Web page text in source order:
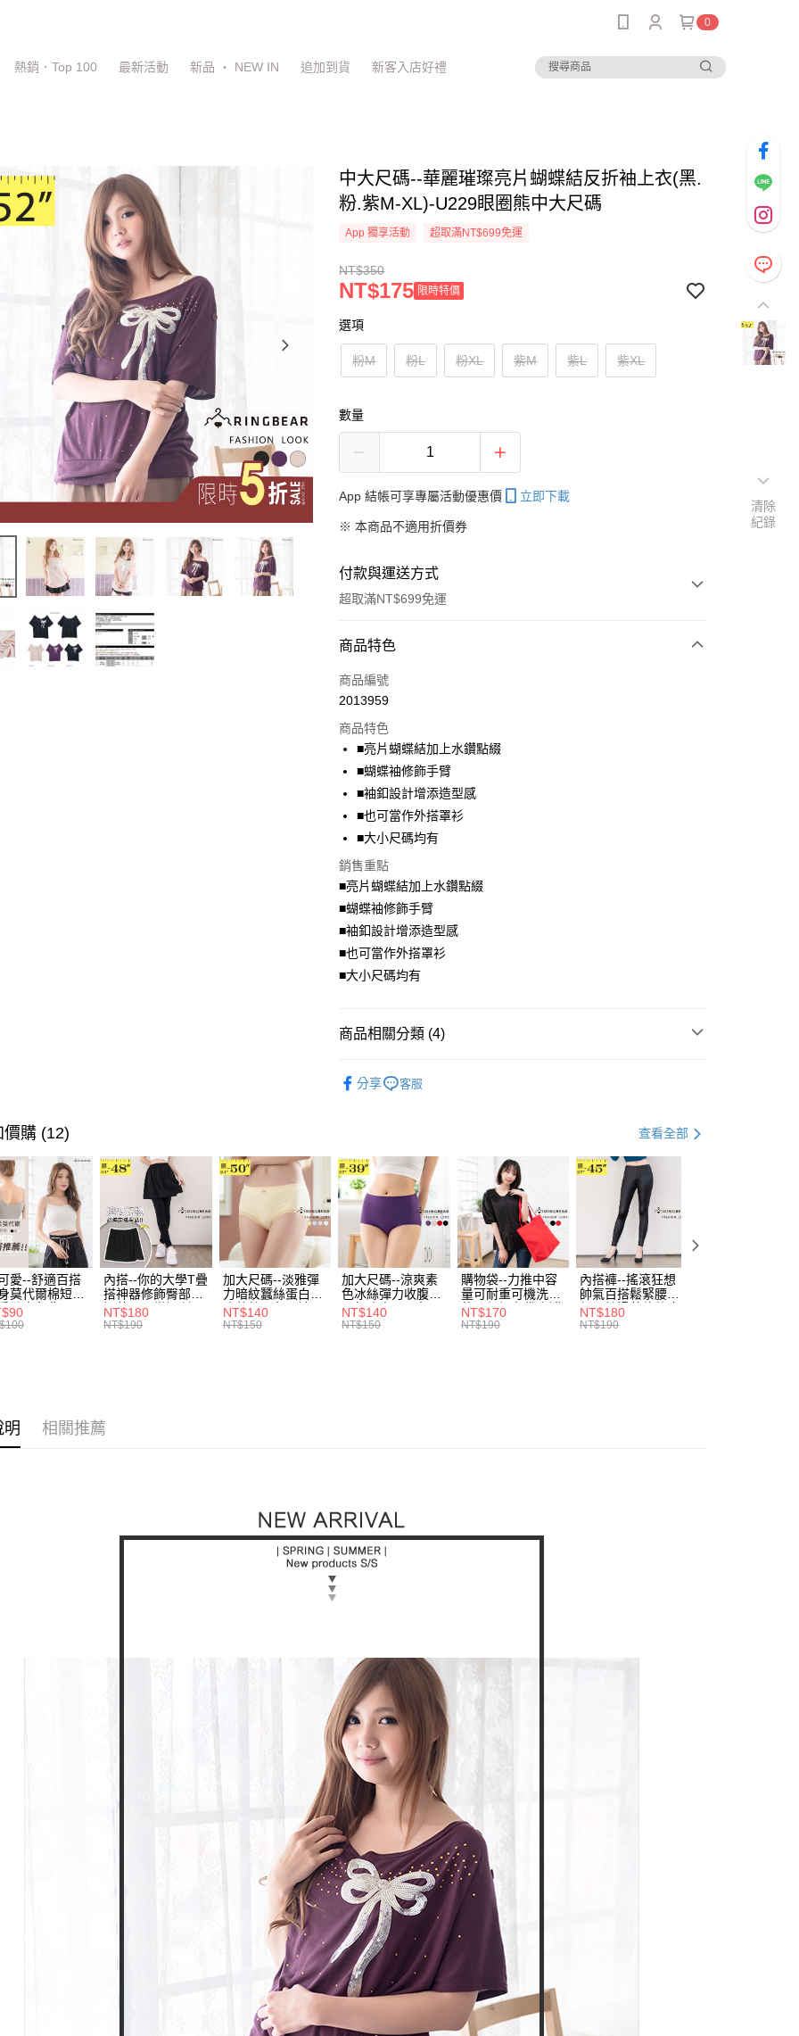
0
熱銷．Top 100 最新活動 新品 ‧ NEW IN 追加到貨 新客入店好禮
中大尺碼--華麗璀璨亮片蝴蝶結反折袖上衣(黑.
粉.紫M-XL)-U229眼圈熊中大尺碼
App 獨享活動 超取滿NT$699免運
NT$350
NT$175 限時特價
選項
粉M 粉L 粉XL 紫M 紫L 紫XL
數量
App 結帳可享專屬活動優惠價 立即下載
※ 本商品不適用折價券
付款與運送方式
超取滿NT$699免運
付款方式
信用卡一次付款
LINE Pay
Apple Pay
街口支付
悠遊付
Google Pay
全盈+PAY
大哥付你分期
相關說明
【大哥付你分期使用說明】
流程，驗證手機門號後，選擇欲分期的期數、繳款截止日，確認付款後即
完成交易。
4.訂單成立30分鐘內，如未前往確認交易或遇審核未通過，訂單將自動取
消。如遇「轉專審核」未通過狀況，表示未達大哥付你分期系統評分，恕
1.分期款項不併入電信帳單，「大哥付你分期」於每月結算日後寄送繳費提
醒簡訊。
2.透過簡訊連結打開帳單後，可選擇「超商條碼／台灣大直營門市／銀行轉
帳／街口支付／iPASS MONEY」等通路繳費。
【注意事項】
1.本服務係由「台灣大哥大股份有限公司」（以下簡稱本公司）所提供，讓
用戶於交易時，得透過本服務購買商品或服務，並由商店將買賣／分期付
款買賣價金債權讓與本公司後，依約使用本公司帳單繳交帳款。
2.基於同意付款使用「大哥付你分期」之契約關係目的，商店將以您的個人
資料（包含姓名、電話或地址）提供予台灣大哥大進項蒐集、處理及利
用，由本公司與您本人進行分期帳單所需資料之確認、核對及更正。
3.完整用戶服務條款，請詳閱以下連結：
https://oppay.tw/userRule
【關於「AFTEE先享後付」】
１．簡單：不需註冊會員、不需綁卡、不需儲值。
１．於結帳方式選擇「AFTEE先享後付」後，將跳轉至「AFTEE先享後
付」結帳頁面，進行簡訊認證並確認金額後，即可完成結帳。
２．訂單成立數日內，您將收到繳費通知簡訊。
３．收到繳費通知簡訊後14天內，點擊此簡訊中的連結，可透過四大超商
／ATM／網路銀行／等多元方式進行付款，方視為交易完成。
※ 請注意：結帳手續完成當下不需立刻繳費，但若您需要取消訂單，請聯
絡購買商品的店家。未經商家同意取消之訂單仍視為有效，需透過AFTEE
先享後付繳納相關費用。
※ 交易是否成功請以「AFTEE先享後付 」之結帳頁面顯示為準，若有關於
是否繳費成功／繳費後需取消欲退款等相關疑問，請聯繫「AFTEE先享後
付客戶支援中心」
https://netprotections.freshdesk.com/support/home
即時審查核予不同之上限額度；若仍有額度不足之情形，本公司將視審查
結果請求用戶進行身份認證。
５．嚴禁一人註冊多個帳號或使用他人資訊註冊。若發現惡意使用之情
形，恩沛科技股份有限公司將有權停止該用戶之使用額度並採取法律行
ATM付款
每筆NT$70，滿NT$699(含以上)免運費
付款後全家取貨
每筆NT$70，滿NT$699(含以上)免運費
7-11取貨付款
每筆NT$70，滿NT$799(含以上)免運費
付款後7-11取貨
每筆NT$70，滿NT$699(含以上)免運費
商品特色
商品編號
2013959
商品特色
■亮片蝴蝶結加上水鑽點綴
■蝴蝶袖修飾手臂
■袖釦設計增添造型感
■也可當作外搭罩衫
■大小尺碼均有
銷售重點
■亮片蝴蝶結加上水鑽點綴
■蝴蝶袖修飾手臂
■袖釦設計增添造型感
■也可當作外搭罩衫
■大小尺碼均有
商品相關分類 (4)
風格系列 - 休閒 & 優雅 MIX
分享 客服
價購 (12) 查看全部
愛--舒適百搭
莫代爾棉短版
帶素色背心
黑.灰L-2L)-
內搭--你的大學T疊
搭神器修飾臀部下
擺萬用內搭裙/遮臀
裙(黑2L-6L)-Q155
NT$180
NT$190
加大尺碼--淡雅彈
力暗紋蠶絲蛋白無
痕蕾絲三角內褲
(白.粉.藍.黃XL-
NT$140
NT$150
加大尺碼--涼爽素
色冰絲彈力收腹提
臀無痕中腰三角內
褲(黑.紅.粉.紫L-
NT$140
NT$150
購物袋--力推中容
量可耐重可機洗烘
乾環保帆布袋/側背
包(黑.紅.米F)-
NT$170
NT$190
內搭褲--搖滾狂想
帥氣百搭鬆緊腰頭
超彈絲滑薄款仿皮
褲(黑XL-6L)-R179
NT$180
NT$190
明 相關推薦
清除
紀錄